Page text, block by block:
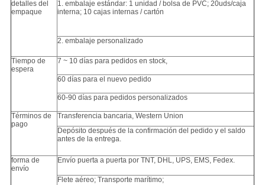
detalles del
empaque
1. embalaje estándar: 1 unidad / bolsa de PVC; 20uds/caja
interna; 10 cajas internas / cartón
2. embalaje personalizado
Tiempo de
espera
7 ~ 10 días para pedidos en stock,
60 días para el nuevo pedido
60-90 días para pedidos personalizados
Términos de
pago
Transferencia bancaria, Western Union
Depósito después de la confirmación del pedido y el saldo
antes de la entrega.
forma de
envío
Envío puerta a puerta por TNT, DHL, UPS, EMS, Fedex.
Flete aéreo; Transporte marítimo;